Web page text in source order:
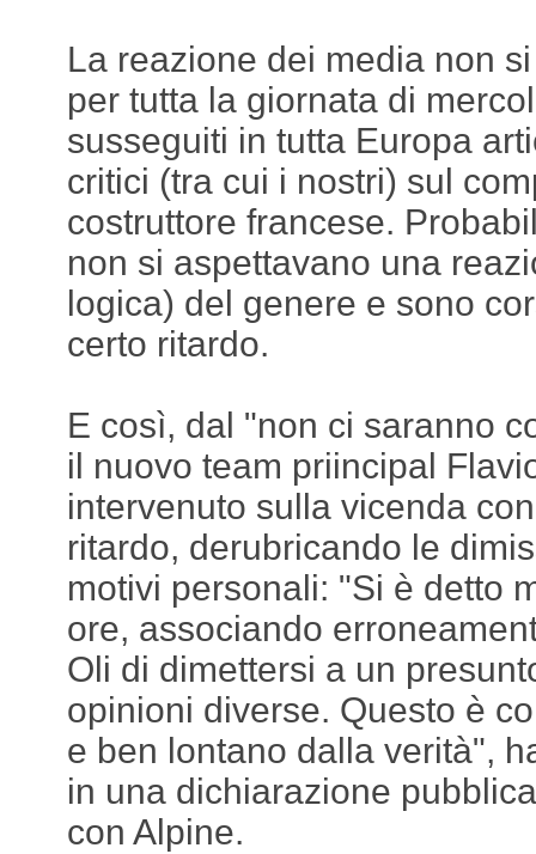
La reazione dei media non
per tutta la giornata di
susseguiti in tutta Europa
critici (tra cui i nostri) sul
costruttore francese.
non si aspettavano una
logica) del genere e sono
certo ritardo.
E così, dal "non ci saranno
il nuovo team priincipal
intervenuto sulla vicenda
ritardo, derubricando le
motivi personali: "Si è detto
ore, associando
Oli di dimettersi a un
opinioni diverse. Questo è
e ben lontano dalla verità",
in una dichiarazione
con Alpine.